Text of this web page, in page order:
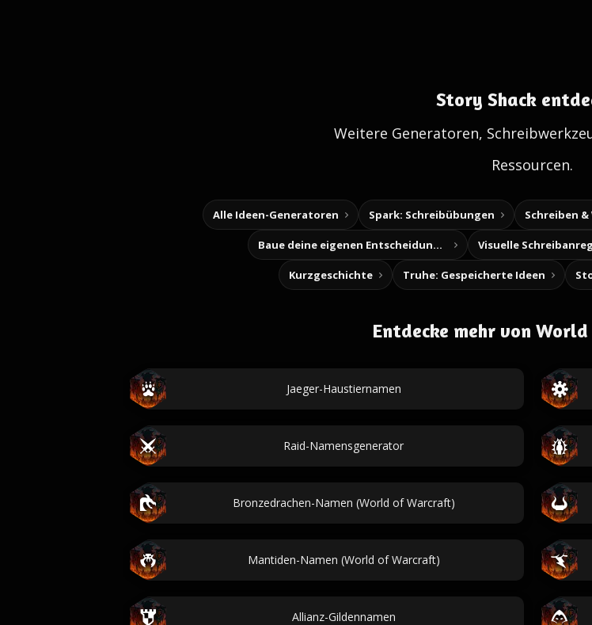
Story Shack
Weitere Generatoren,
Ressourcen.
Alle Ideen-Generatoren Spark: Schreibübungen Schreiben
Baue deine eigenen Entscheidungsabenteuer Visuelle
Kurzgeschichte Truhe: Gespeicherte Ideen
Entdecke mehr von
Jaeger-Haustiernamen
Raid-Namensgenerator
Bronzedrachen-Namen (World of Warcraft)
Mantiden-Namen (World of Warcraft)
Allianz-Gildennamen